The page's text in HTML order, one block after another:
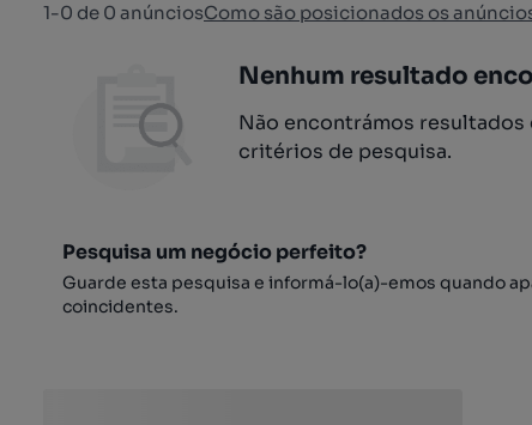
1-0 de 0 anúnciosComo são posicionados os
Nenhum resultado
Não encontrámos resultados
critérios de pesquisa.
Pesquisa um negócio perfeito?
Guarde esta pesquisa e informá-lo(a)-emos quando
coincidentes.